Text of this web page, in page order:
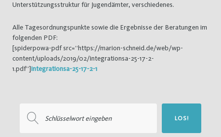
Unterstützungsstruktur für Jugendämter, verschiedenes.
Alle Tagesordnungspunkte sowie die Ergebnisse der Beratungen im
folgenden PDF:
[spiderpowa-pdf src=“https://marion-schneid.de/web/wp-
content/uploads/2019/02/integrationsa-25-17-2-
1.pdf“]integrationsa-25-17-2-1
nach:
LOS!